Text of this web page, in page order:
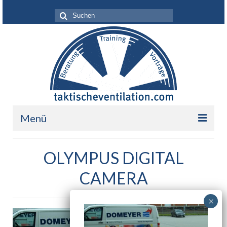
Suche
nach:
Menü
Über mich
Referenzen
OLYMPUS DIGITAL
CAMERA